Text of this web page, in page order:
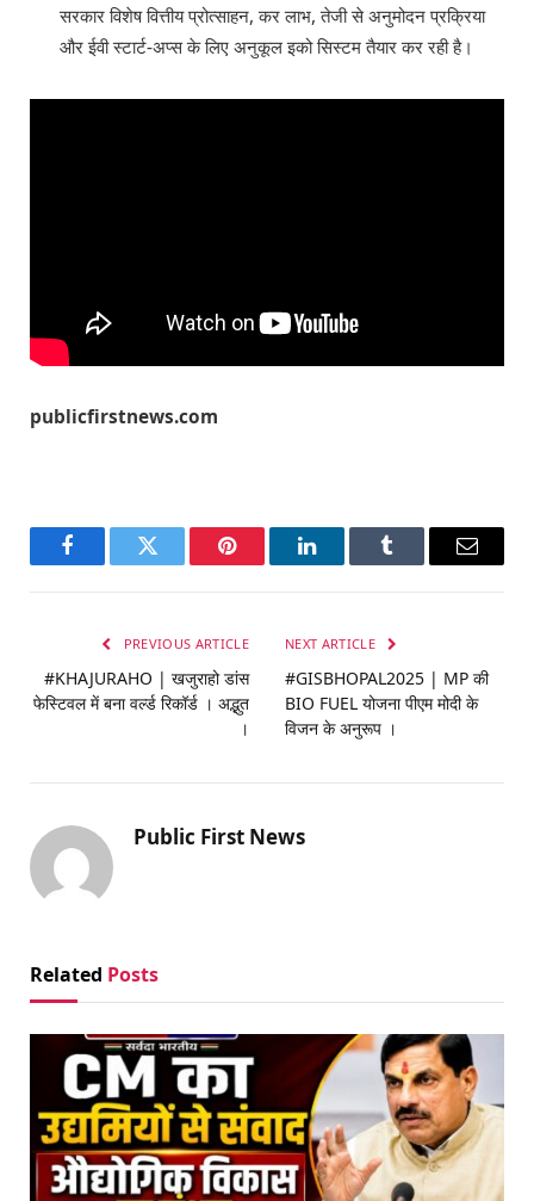
सरकार विशेष वित्तीय प्रोत्साहन, कर लाभ, तेजी से अनुमोदन प्रक्रिया
और ईवी स्टार्ट-अप्स के लिए अनुकूल इको सिस्टम तैयार कर रही है।
publicfirstnews.com
FacebookTwitter Pinterest LinkedInTumblr Email
PREVIOUS ARTICLE
#KHAJURAHO | खजुराहो डांस
फेस्टिवल में बना वर्ल्ड रिकॉर्ड । अद्भुत
।
NEXT ARTICLE
#GISBHOPAL2025 | MP की
BIO FUEL योजना पीएम मोदी के
विजन के अनुरूप ।
Public First News
Related Posts